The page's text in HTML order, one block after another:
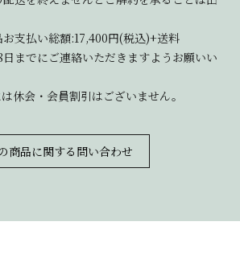
お支払い総額:17,400円(税込)+送料
日までにご連絡いただきますようお願いい
休会・会員割引はございません。
商品に関する問い合わせ